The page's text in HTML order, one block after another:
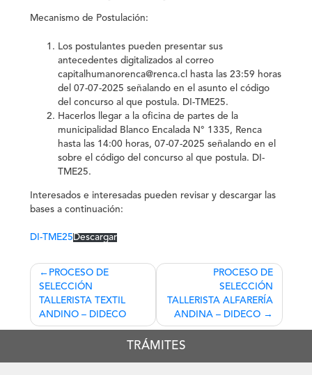
Mecanismo de Postulación:
Los postulantes pueden presentar sus
antecedentes digitalizados al correo
capitalhumanorenca@renca.cl hasta las 23:59 horas
del 07-07-2025 señalando en el asunto el código
del concurso al que postula. DI-TME25.
Hacerlos llegar a la oficina de partes de la
municipalidad Blanco Encalada N° 1335, Renca
hasta las 14:00 horas, 07-07-2025 señalando en el
sobre el código del concurso al que postula. DI-
TME25.
Interesados e interesadas pueden revisar y descargar las
bases a continuación:
DI-TME25 Descargar
Navegación
de
entradas
PROCESO DE
SELECCIÓN
TALLERISTA TEXTIL
ANDINO – DIDECO
PROCESO DE
SELECCIÓN
TALLERISTA ALFARERÍA
ANDINA – DIDECO
TRÁMITES